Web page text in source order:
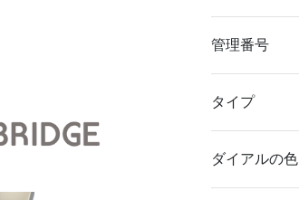
管理番号
タイプ
ダイアルの色